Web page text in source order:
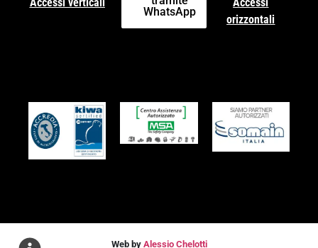
WhatsApp
orizzontali
Web by Alessio Chelotti